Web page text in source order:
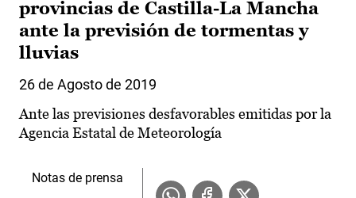
provincias de Castilla-La Mancha
ante la previsión de tormentas y
lluvias
26 de Agosto de 2019
Ante las previsiones desfavorables emitidas por la
Agencia Estatal de Meteorología
Notas de prensa